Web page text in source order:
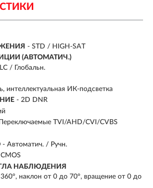
- STD / HIGH-SAT
(АВТОМАТИЧ.)
/ Глобальн.
интеллектуальная ИК-подсветка
- 2D DNR
TVI/AHD/CVI/CVBS
- Автоматич. / Ручн.
НАБЛЮДЕНИЯ
наклон от 0 до 70°, вращение от 0 до